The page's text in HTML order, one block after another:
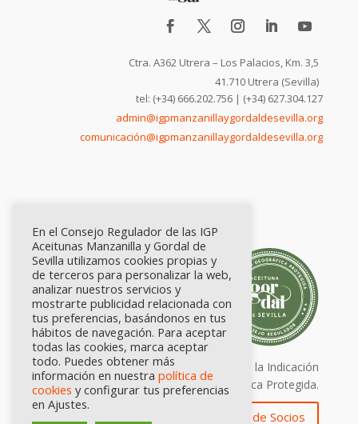
Ctra. A362 Utrera – Los Palacios, Km. 3,5
41.710 Utrera (Sevilla)
tel: (+34) 666.202.756 | (+34) 627.304.127
admin@igpmanzanillaygordaldesevilla.org
comunicación@igpmanzanillaygordaldesevilla.org
Calidad certificada por Origen. Sellos de la Indicación
Geográfica Protegida.
Zona de Socios
En el Consejo Regulador de las IGP
Aceitunas Manzanilla y Gordal de
Sevilla utilizamos cookies propias y
de terceros para personalizar la web,
analizar nuestros servicios y
mostrarte publicidad relacionada con
tus preferencias, basándonos en tus
hábitos de navegación. Para aceptar
todas las cookies, marca aceptar
todo. Puedes obtener más
información en nuestra política de
cookies y configurar tus preferencias
en Ajustes.